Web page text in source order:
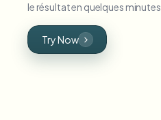
le résultat en quelques minutes.
Try Now